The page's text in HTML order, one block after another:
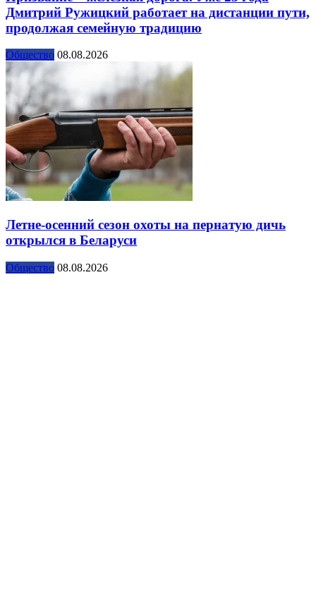
Дмитрий Ружицкий работает на дистанции пути,
продолжая семейную традицию
Общество 08.08.2026
Летне-осенний сезон охоты на пернатую дичь
открылся в Беларуси
Общество 08.08.2026